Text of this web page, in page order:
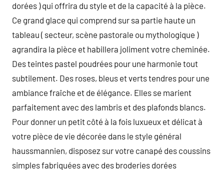
dorées ) qui offrira du style et de la capacité à la pièce.
Ce grand glace qui comprend sur sa partie haute un
tableau ( secteur, scène pastorale ou mythologique )
agrandira la pièce et habillera joliment votre cheminée.
Des teintes pastel poudrées pour une harmonie tout
subtilement. Des roses, bleus et verts tendres pour une
ambiance fraîche et de élégance. Elles se marient
parfaitement avec des lambris et des plafonds blancs.
Pour donner un petit côté à la fois luxueux et délicat à
votre pièce de vie décorée dans le style général
haussmannien, disposez sur votre canapé des coussins
simples fabriquées avec des broderies dorées